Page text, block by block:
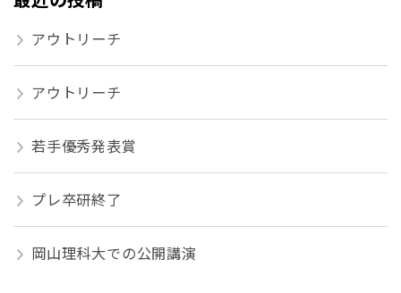
アウトリーチ
アウトリーチ
若手優秀発表賞
プレ卒研終了
岡山理科大での公開講演